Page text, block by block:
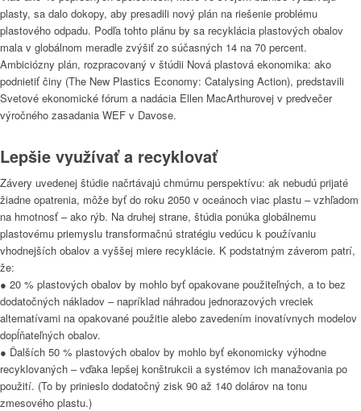
plasty, sa dalo dokopy, aby presadili nový plán na riešenie problému
plastového odpadu. Podľa tohto plánu by sa recyklácia plastových obalov
mala v globálnom meradle zvýšiť zo súčasných 14 na 70 percent.
Ambiciózny plán, rozpracovaný v štúdii Nová plastová ekonomika: ako
podnietiť činy (The New Plastics Economy: Catalysing Action), predstavili
Svetové ekonomické fórum a nadácia Ellen MacArthurovej v predvečer
výročného zasadania WEF v Davose.
Lepšie využívať a recyklovať
Závery uvedenej štúdie načrtávajú chmúrnu perspektívu: ak nebudú prijaté
žiadne opatrenia, môže byť do roku 2050 v oceánoch viac plastu – vzhľadom
na hmotnosť – ako rýb. Na druhej strane, štúdia ponúka globálnemu
plastovému priemyslu transformačnú stratégiu vedúcu k používaniu
vhodnejších obalov a vyššej miere recyklácie. K podstatným záverom patrí,
že:
● 20 % plastových obalov by mohlo byť opakovane použiteľných, a to bez
dodatočných nákladov – napríklad náhradou jednorazových vreciek
alternatívami na opakované použitie alebo zavedením inovatívnych modelov
dopĺňateľných obalov.
● Ďalších 50 % plastových obalov by mohlo byť ekonomicky výhodne
recyklovaných – vďaka lepšej konštrukcii a systémov ich manažovania po
použití. (To by prinieslo dodatočný zisk 90 až 140 dolárov na tonu
zmesového plastu.)